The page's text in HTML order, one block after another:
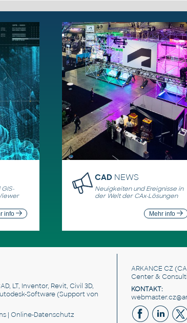
GIS-
info
CAD NEWS
Neuigkeiten und Ereignisse in
der Welt der CAx-Lösungen
Mehr info
LT, Inventor, Revit, Civil 3D,
Software (Support von
| Online-Datenschutz
ARKANCE CZ
Center &
KONTAKT: